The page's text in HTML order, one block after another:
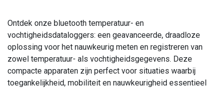
​Ontdek onze bluetooth temperatuur- en
vochtigheidsdataloggers: een geavanceerde, draadloze
oplossing voor het nauwkeurig meten en registreren van
zowel temperatuur- als vochtigheidsgegevens. Deze
compacte apparaten zijn perfect voor situaties waarbij
toegankelijkheid, mobiliteit en nauwkeurigheid essentieel